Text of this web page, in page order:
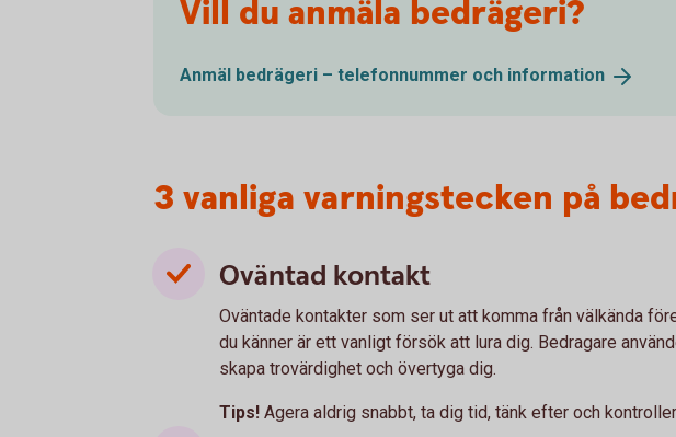
Vill du anmäla bedrägeri?
Anmäl bedrägeri – telefonnummer och information
3 vanliga varningstecken på
Oväntad kontakt
Oväntade kontakter som ser ut att komma från välkända
du känner är ett vanligt försök att lura dig. Bedragare
skapa trovärdighet och övertyga dig.
Tips! Agera aldrig snabbt, ta dig tid, tänk efter och